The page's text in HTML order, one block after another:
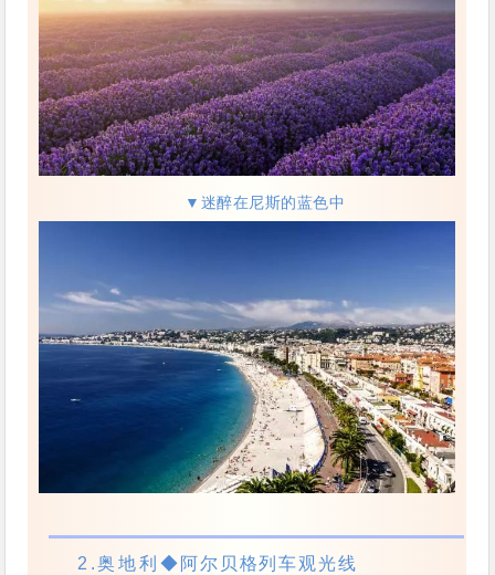
▼迷醉在尼斯的蓝色中
2.奥地利◆阿尔贝格列车观光线